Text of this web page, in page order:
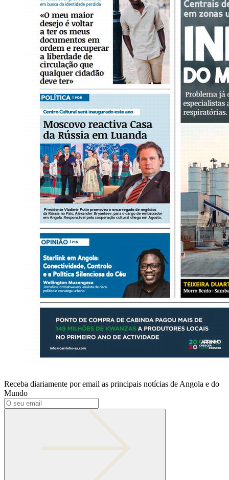
Receba diariamente por email as principais notícias de Angola e do
Mundo